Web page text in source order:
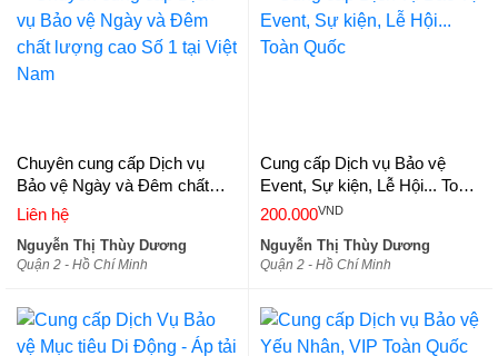
Chuyên cung cấp Dịch vụ
Bảo vệ Ngày và Đêm chất
lượng cao Số 1 tại Việt Nam
Liên hệ
Nguyễn Thị Thùy Dương
Quận 2 - Hồ Chí Minh
Cung cấp Dịch vụ Bảo vệ
Event, Sự kiện, Lễ Hội... Toàn
Quốc
200.000VND
Nguyễn Thị Thùy Dương
Quận 2 - Hồ Chí Minh